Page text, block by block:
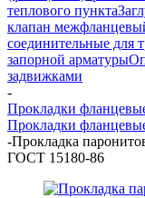
теплового пункта
клапан
соединительные для
запорной арматуры
задвижками
-
Прокладки
Прокладки
-Прокладка
ГОСТ 15180-86